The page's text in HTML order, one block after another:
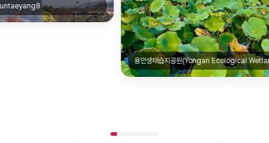
용안생태습지공원(Yongan Ecological Wetland Park)|@04_juhong